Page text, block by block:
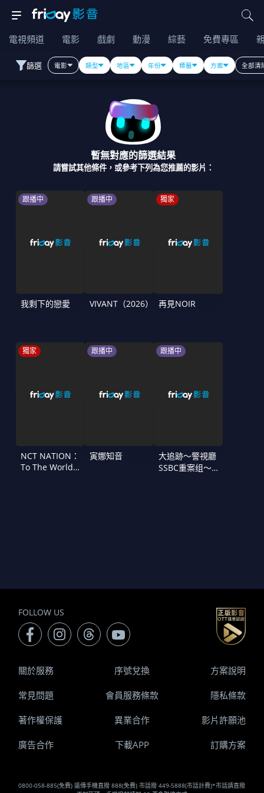
電視頻道 電影 戲劇 動漫 綜藝 免費專區
篩選 電影 類型 地區 年份 標籤 方案 全部清
暫無對應的篩選結果
請嘗試其他條件，或參考下列為您推薦的影片：
跟播中
我剩下的戀愛
跟播中
VIVANT（2026）
獨家
再見NOIR
獨家
NCT NATION：
To The World
跟播中
寅娜知音
跟播中
大追跡〜警視廳
SSBC重案组〜
FOLLOW US
0800-058-885(免費) 遠傳手機直撥 888(免費) 市話撥 449-5888(市話計費)*市話請直撥
關於服務 序號兌換 方案說明
常見問題 會員服務條款 隱私條款
著作權保護 異業合作 影片許願池
廣告合作 下載APP 訂購方案